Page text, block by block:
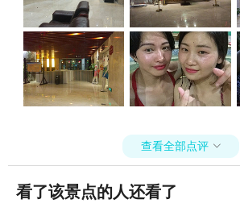
查看全部点评 
看了该景点的人还看了